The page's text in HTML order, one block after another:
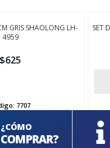
GRIS SHAOLONG LH-
4959
$625
7707
SET
¿CÓMO
COMPRAR?